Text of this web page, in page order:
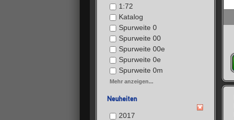
1:72
Katalog
Spurweite 0
Spurweite 00
Spurweite 00e
Spurweite 0e
Spurweite 0m
Mehr anzeigen...
Neuheiten
2017